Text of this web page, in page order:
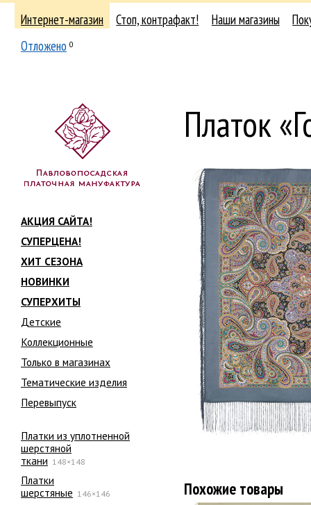
Интернет-магазин Стоп, контрафакт! Наши магазины
Отложено 0
АКЦИЯ САЙТА!
СУПЕРЦЕНА!
ХИТ СЕЗОНА
НОВИНКИ
СУПЕРХИТЫ
Детские
Коллекционные
Только в магазинах
Тематические изделия
Перевыпуск
Платки из уплотненной
шерстяной
ткани 148×148
Платки
шерстяные 146×146
Платок
Похожие товары